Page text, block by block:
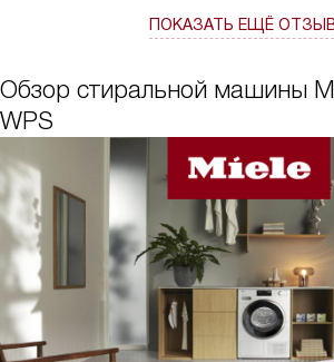
ПОКАЗАТЬ ЕЩЁ
Обзор стиральной машины
WPS